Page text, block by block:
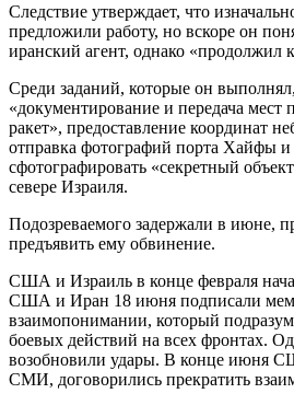
Следствие утверждает, что
предложили работу, но вскоре он
иранский агент, однако «продолжил
Среди заданий, которые он
«документирование и передача мест
ракет», предоставление координат
отправка фотографий порта Хайфы
сфотографировать «секретный
севере Израиля.
Подозреваемого задержали в июне,
предъявить ему обвинение.
США и Израиль в конце февраля
США и Иран 18 июня подписали
взаимопонимании, который
боевых действий на всех фронтах.
возобновили удары. В конце июня
СМИ, договорились прекратить